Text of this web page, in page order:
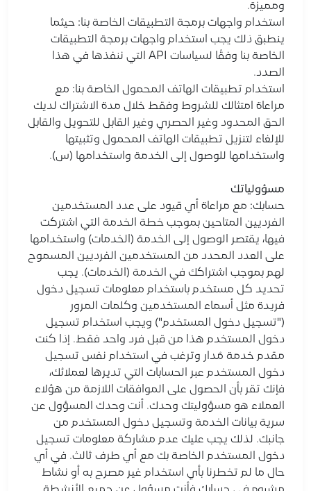
ومميزة.
استخدام واجهات برمجة التطبيقات الخاصة بنا: حيثما
ينطبق ذلك يجب استخدام واجهات برمجة التطبيقات
الخاصة بنا وفقًا لسياسات API التي ننفذها في هذا
الصدد.
استخدام تطبيقات الهاتف المحمول الخاصة بنا: مع
مراعاة امتثالك للشروط وفقط خلال مدة الاشتراك لديك
الحق المحدود وغير الحصري وغير القابل للتحويل والقابل
للإلغاء لتنزيل تطبيقات الهاتف المحمول وتثبيتها
واستخدامها للوصول إلى الخدمة واستخدامها (س).
مسؤولياتك
حسابك: مع مراعاة أي قيود على عدد المستخدمين
الفرديين المتاحين بموجب خطة الخدمة التي اشتركت
فيها، يقتصر الوصول إلى الخدمة (الخدمات) واستخدامها
على العدد المحدد من المستخدمين الفرديين المسموح
لهم بموجب اشتراكك في الخدمة (الخدمات). يجب
تحديد كل مستخدم باستخدام معلومات تسجيل دخول
فريدة مثل أسماء المستخدمين وكلمات المرور
("تسجيل دخول المستخدم") ويجب استخدام تسجيل
دخول المستخدم هذا من قبل فرد واحد فقط. إذا كنت
مقدم خدمة مُدار وترغب في استخدام نفس تسجيل
دخول المستخدم عبر الحسابات التي تديرها لعملائك،
فإنك تقر بأن الحصول على الموافقات اللازمة من هؤلاء
العملاء هو مسؤوليتك وحدك. أنت وحدك المسؤول عن
سرية بيانات الخدمة وتسجيل دخول المستخدم من
جانبك. لذلك يجب عليك عدم مشاركة معلومات تسجيل
دخول المستخدم الخاصة بك مع أي طرف ثالث. في أي
حال ما لم تخطرنا بأي استخدام غير مصرح به أو نشاط